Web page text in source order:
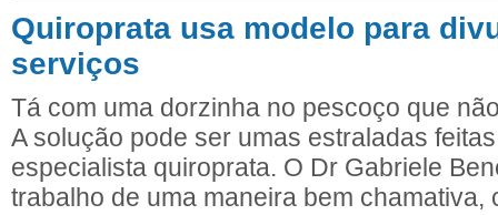
Quiroprata usa modelo para
serviços
Tá com uma dorzinha no pescoço que
A solução pode ser umas estraladas
especialista quiroprata. O Dr Gabriele
trabalho de uma maneira bem chamativa,